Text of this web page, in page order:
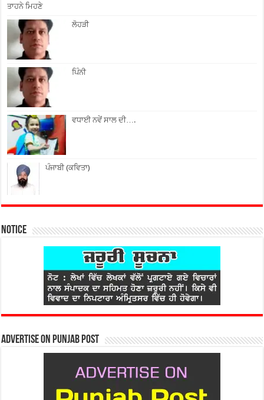
ਤਾਹਨੇ ਮਿਹਣੇ
ਲੋਹੜੀ
ਪਿੰਨੀ
ਵਧਾਈ ਨਵੇਂ ਸਾਲ ਦੀ….
ਪੰਜਾਬੀ (ਕਵਿਤਾ)
Notice
Advertise on Punjab Post